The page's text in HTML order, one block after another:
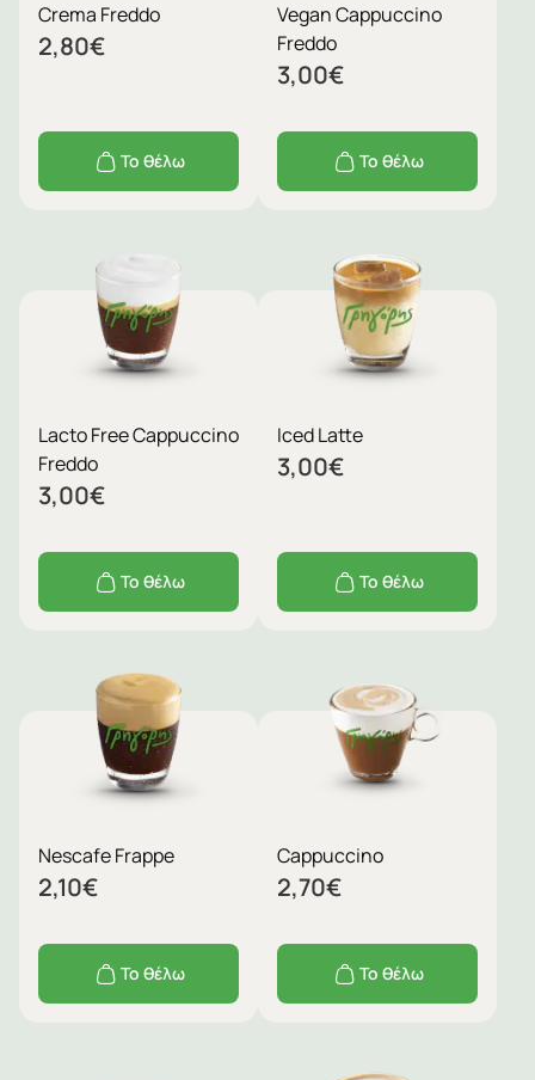
Crema Freddo
2,80€
Το θέλω
Vegan Cappuccino
Freddo
3,00€
Το θέλω
Lacto Free Cappuccino
Freddo
3,00€
Το θέλω
Iced Latte
3,00€
Το θέλω
Nescafe Frappe
2,10€
Το θέλω
Cappuccino
2,70€
Το θέλω